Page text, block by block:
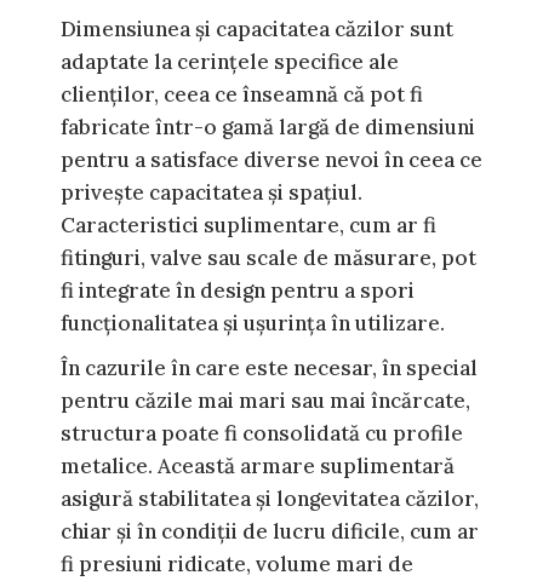
Dimensiunea și capacitatea căzilor sunt
adaptate la cerințele specifice ale
clienților, ceea ce înseamnă că pot fi
fabricate într-o gamă largă de dimensiuni
pentru a satisface diverse nevoi în ceea ce
privește capacitatea și spațiul.
Caracteristici suplimentare, cum ar fi
fitinguri, valve sau scale de măsurare, pot
fi integrate în design pentru a spori
funcționalitatea și ușurința în utilizare.
În cazurile în care este necesar, în special
pentru căzile mai mari sau mai încărcate,
structura poate fi consolidată cu profile
metalice. Această armare suplimentară
asigură stabilitatea și longevitatea căzilor,
chiar și în condiții de lucru dificile, cum ar
fi presiuni ridicate, volume mari de